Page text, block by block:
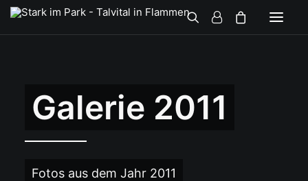
Galerie 2011
Fotos aus dem Jahr 2011